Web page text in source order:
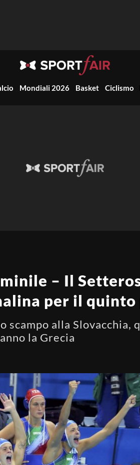
Mondiali 2026 Basket Ciclismo
– Il
per il quinto
scampo alla
la Grecia